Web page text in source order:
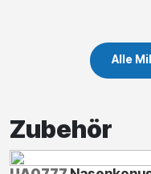
Alle
Zubehör